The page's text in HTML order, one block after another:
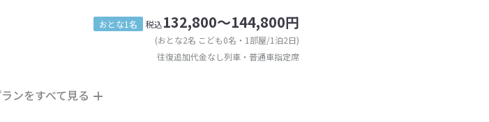
おとな1名 税込132,800～144,800円
(おとな2名 こども0名・1部屋/1泊2日)
往復追加代金なし列車・普通車指定席
ンをすべて見る